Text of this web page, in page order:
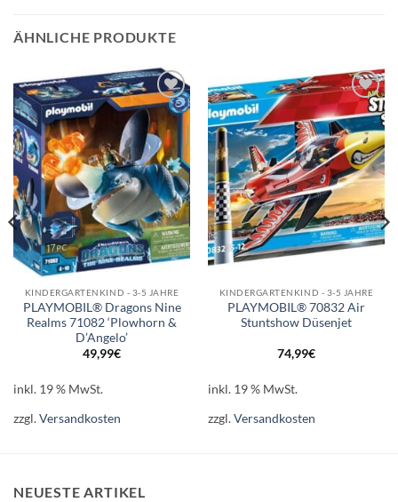
ÄHNLICHE PRODUKTE
Auf die
Wunschliste
KINDERGARTENKIND - 3-5 JAHRE
PLAYMOBIL® Dragons Nine
Realms 71082 ‘Plowhorn &
D’Angelo’
49,99€
inkl. 19 % MwSt.
zzgl.Versandkosten
Auf die
Wunschliste
KINDERGARTENKIND - 3-5 JAHRE
PLAYMOBIL® 70832 Air
Stuntshow Düsenjet
74,99€
inkl. 19 % MwSt.
zzgl.Versandkosten
NEUESTE ARTIKEL